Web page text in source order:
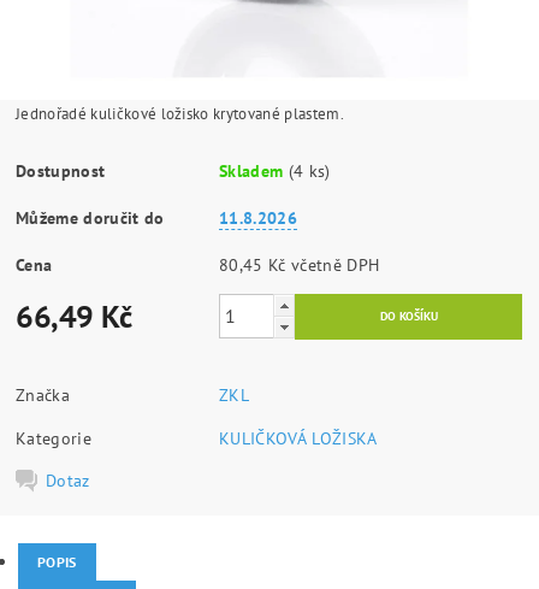
Jednořadé kuličkové ložisko krytované plastem.
Dostupnost Skladem (4 ks)
Můžeme doručit do 11.8.2026
Cena 80,45 Kč včetně DPH
66,49 Kč
Značka
ZKL
Kategorie
KULIČKOVÁ LOŽISKA
Dotaz
POPIS